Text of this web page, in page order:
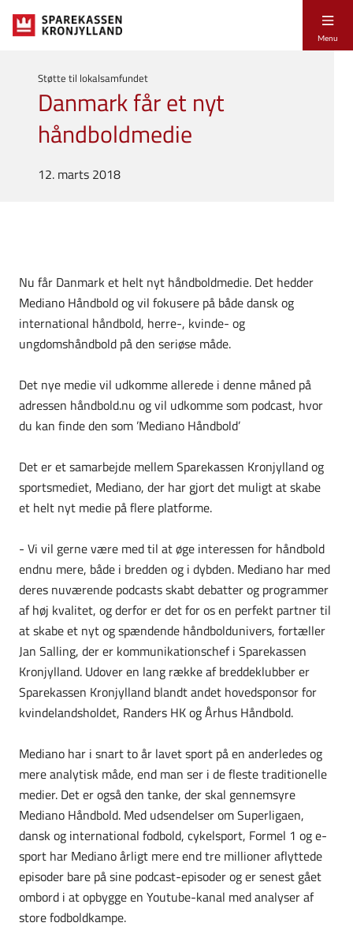
Menu
Støtte til lokalsamfundet
Danmark får et nyt
håndboldmedie
12. marts 2018
Nu får Danmark et helt nyt håndboldmedie. Det hedder
Mediano Håndbold og vil fokusere på både dansk og
international håndbold, herre-, kvinde- og
ungdomshåndbold på den seriøse måde.
Det nye medie vil udkomme allerede i denne måned på
adressen håndbold.nu og vil udkomme som podcast, hvor
du kan finde den som ’Mediano Håndbold’
Det er et samarbejde mellem Sparekassen Kronjylland og
sportsmediet, Mediano, der har gjort det muligt at skabe
et helt nyt medie på flere platforme.
- Vi vil gerne være med til at øge interessen for håndbold
endnu mere, både i bredden og i dybden. Mediano har med
deres nuværende podcasts skabt debatter og programmer
af høj kvalitet, og derfor er det for os en perfekt partner til
at skabe et nyt og spændende håndboldunivers, fortæller
Jan Salling, der er kommunikationschef i Sparekassen
Kronjylland. Udover en lang række af breddeklubber er
Sparekassen Kronjylland blandt andet hovedsponsor for
kvindelandsholdet, Randers HK og Århus Håndbold.
Mediano har i snart to år lavet sport på en anderledes og
mere analytisk måde, end man ser i de fleste traditionelle
medier. Det er også den tanke, der skal gennemsyre
Mediano Håndbold. Med udsendelser om Superligaen,
dansk og international fodbold, cykelsport, Formel 1 og e-
sport har Mediano årligt mere end tre millioner aflyttede
episoder bare på sine podcast-episoder og er senest gået
ombord i at opbygge en Youtube-kanal med analyser af
store fodboldkampe.